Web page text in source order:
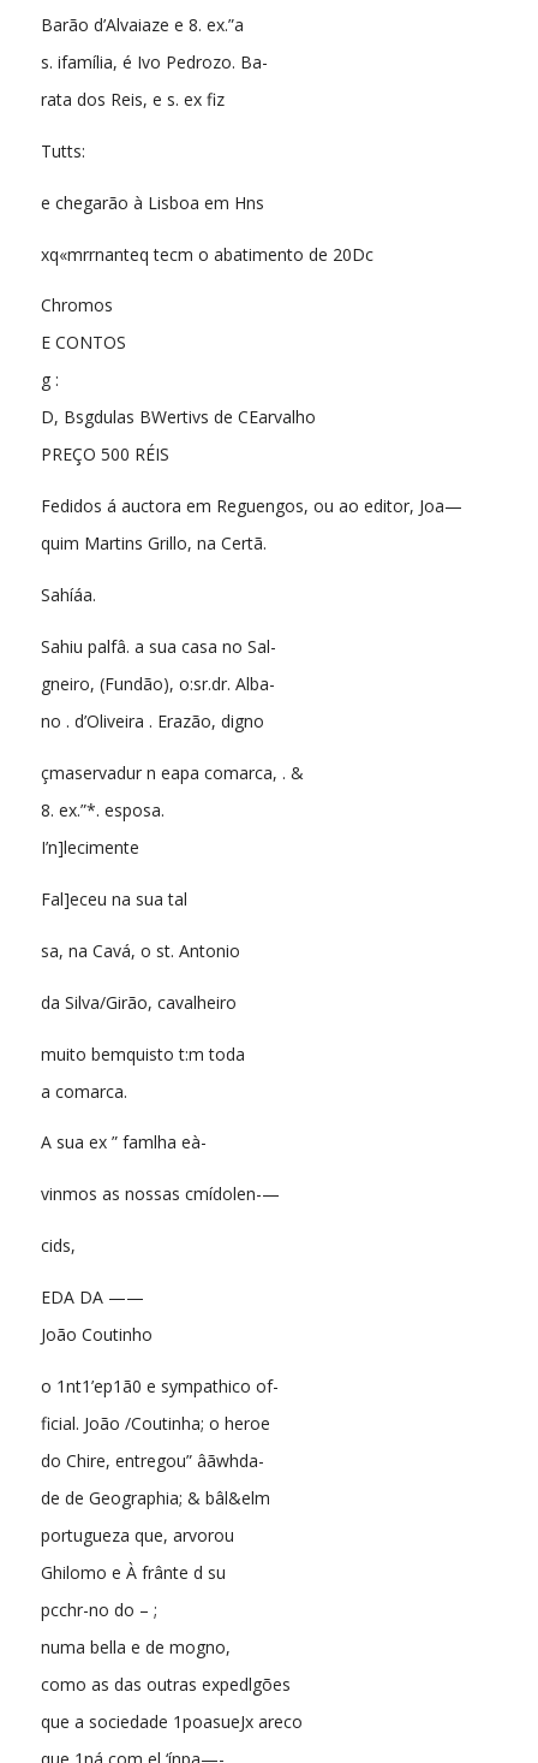
Barão d’Alvaiaze e 8. ex.”a
s. ifamília, é Ivo Pedrozo. Ba-
rata dos Reis, e s. ex fiz
Tutts:
e chegarão à Lisboa em Hns
xq«mrrnanteq tecm o abatimento de 20Dc
Chromos
E CONTOS
g :
D, Bsgdulas BWertivs de CEarvalho
PREÇO 500 RÉIS
Fedidos á auctora em Reguengos, ou ao editor, Joa—
quim Martins Grillo, na Certã.
Sahíáa.
Sahiu palfâ. a sua casa no Sal-
gneiro, (Fundão), o:sr.dr. Alba-
no . d’Oliveira . Erazão, digno
çmaservadur n eapa comarca, . &
8. ex.”*. esposa.
I’n]lecimente
Fal]eceu na sua tal
sa, na Cavá, o st. Antonio
da Silva/Girão, cavalheiro
muito bemquisto t:m toda
a comarca.
A sua ex ” famlha eà-
vinmos as nossas cmídolen-—
cids,
EDA DA ——
João Coutinho
o 1nt1’ep1ã0 e sympathico of-
ficial. João /Coutinha; o heroe
do Chire, entregou” âãwhda-
de de Geographia; & bâl&elm
portugueza que, arvorou
Ghilomo e À frânte d su
pcchr-no do – ;
numa bella e de mogno,
como as das outras expedlgões
que a sociedade 1poasueJx areco